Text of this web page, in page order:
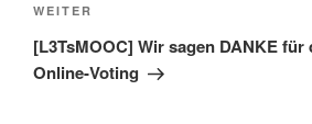
Nächster
Beitrag
WEITER
[L3TsMOOC] Wir sagen DANKE für
Online-Voting